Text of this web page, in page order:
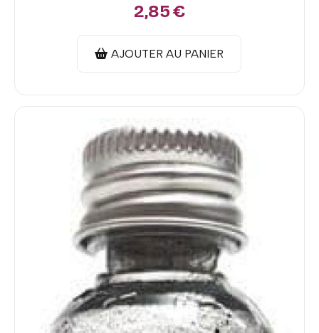
2,85€
AJOUTER AU PANIER